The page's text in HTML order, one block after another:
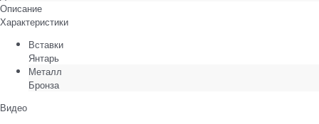
Описание
Характеристики
Вставки
Янтарь
Металл
Бронза
Видео